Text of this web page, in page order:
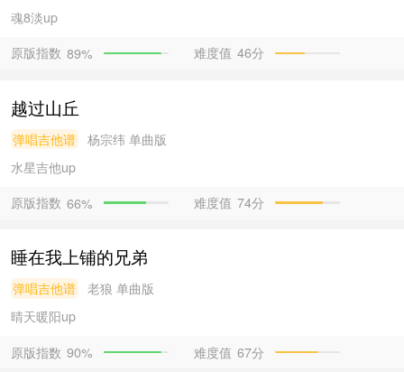
魂8淡up
原版指数 89% 难度值 46分
越过山丘
弹唱吉他谱 杨宗纬 单曲版
水星吉他up
原版指数 66% 难度值 74分
睡在我上铺的兄弟
弹唱吉他谱 老狼 单曲版
晴天暖阳up
原版指数 90% 难度值 67分